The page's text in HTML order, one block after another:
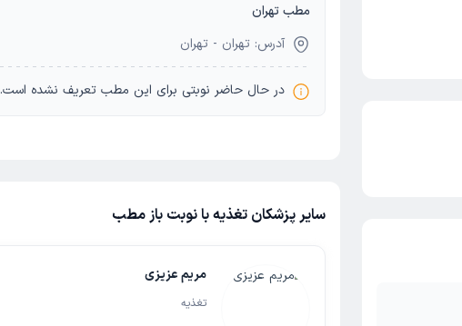
مطب تهران
آدرس: تهران - تهران
در حال حاضر نوبتی برای این مطب تعریف نشده است.
سایر پزشکان تغذیه با نوبت باز مطب
مریم عزیزی
تغذیه